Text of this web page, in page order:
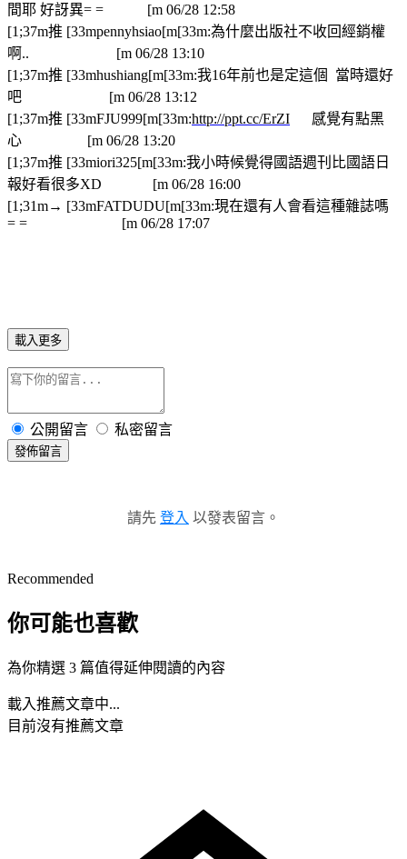
間耶 好訝異= = [m 06/28 12:58
[1;37m推 [33mpennyhsiao[m[33m:為什麼出版社不收回經銷權
啊.. [m 06/28 13:10
[1;37m推 [33mhushiang[m[33m:我16年前也是定這個 當時還好
吧 [m 06/28 13:12
[1;37m推 [33mFJU999[m[33m:http://ppt.cc/ErZI 感覺有點黑
心 [m 06/28 13:20
[1;37m推 [33miori325[m[33m:我小時候覺得國語週刊比國語日
報好看很多XD [m 06/28 16:00
[1;31m→ [33mFATDUDU[m[33m:現在還有人會看這種雜誌嗎
= = [m 06/28 17:07
載入更多
公開留言 私密留言
發佈留言
請先 登入 以發表留言。
Recommended
你可能也喜歡
為你精選 3 篇值得延伸閱讀的內容
載入推薦文章中...
目前沒有推薦文章